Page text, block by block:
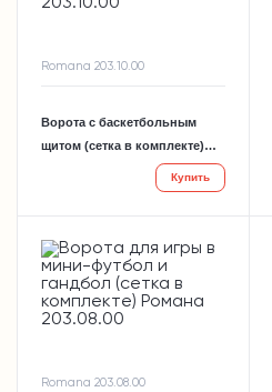
Romana 203.10.00
Ворота с баскетбольным
щитом (сетка в комплекте)
Купить
Romana 203.08.00